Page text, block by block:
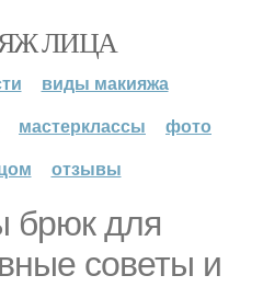
ЛИЦА
виды макияжа
мастерклассы
фото
отзывы
брюк для
советы и